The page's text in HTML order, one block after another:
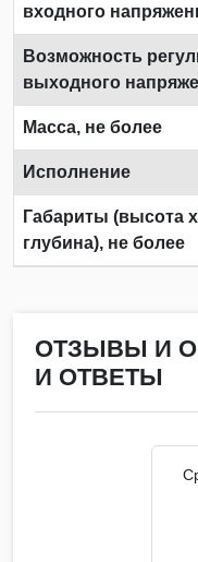
входного
Возможность
выходного
Масса, не более
Исполнение
Габариты (высота
глубина), не более
ОТЗЫВЫ И
И ОТВЕТЫ